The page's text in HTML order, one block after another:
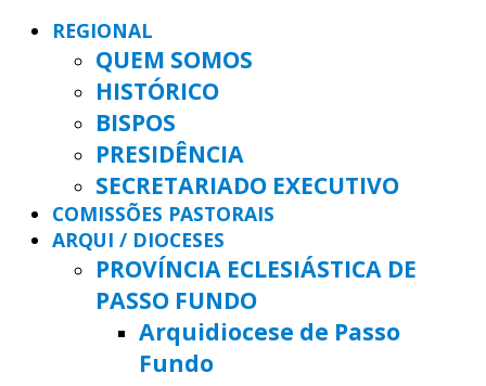
REGIONAL
QUEM SOMOS
HISTÓRICO
BISPOS
PRESIDÊNCIA
SECRETARIADO EXECUTIVO
COMISSÕES PASTORAIS
ARQUI / DIOCESES
PROVÍNCIA ECLESIÁSTICA DE
PASSO FUNDO
Arquidiocese de Passo
Fundo